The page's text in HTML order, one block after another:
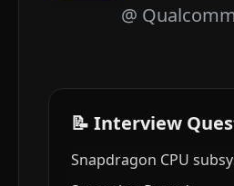
@ Qualcomm
📝 Interview
Snapdragon CPU